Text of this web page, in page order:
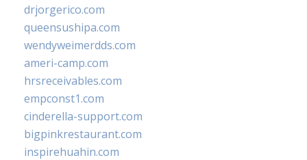
drjorgerico.com
queensushipa.com
wendyweimerdds.com
ameri-camp.com
hrsreceivables.com
empconst1.com
cinderella-support.com
bigpinkrestaurant.com
inspirehuahin.com